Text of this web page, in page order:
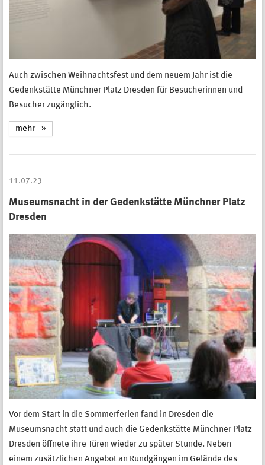
Auch zwischen Weihnachtsfest und dem neuem Jahr ist die
Gedenkstätte Münchner Platz Dresden für Besucherinnen und
Besucher zugänglich.
mehr
11.07.23
Museumsnacht in der Gedenkstätte Münchner Platz
Dresden
Vor dem Start in die Sommerferien fand in Dresden die
Museumsnacht statt und auch die Gedenkstätte Münchner Platz
Dresden öffnete ihre Türen wieder zu später Stunde. Neben
einem zusätzlichen Angebot an Rundgängen im Gelände des